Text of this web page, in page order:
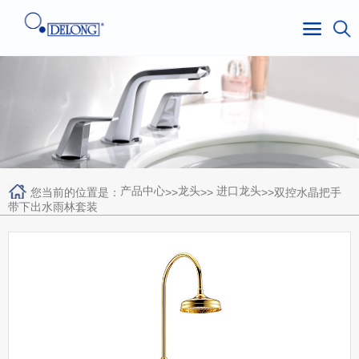
您当前的位置是： 产品中心>>龙头>>进口龙头>>双控水晶把手
带下出水雨林套装